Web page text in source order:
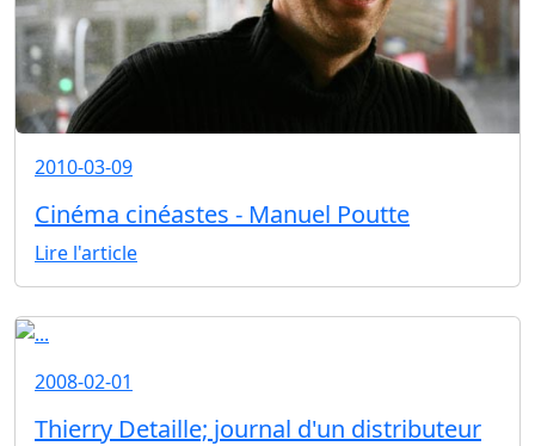
2010-03-09
Cinéma cinéastes - Manuel Poutte
Lire l'article
2008-02-01
Thierry Detaille; journal d'un distributeur